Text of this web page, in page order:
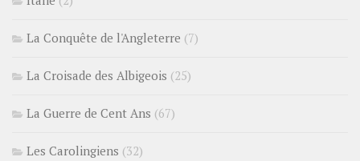
La Conquête de l'Angleterre (7)
La Croisade des Albigeois (25)
La Guerre de Cent Ans (67)
Les Carolingiens (32)